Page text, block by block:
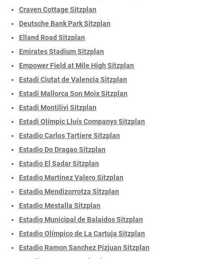
Craven Cottage Sitzplan
Deutsche Bank Park Sitzplan
Elland Road Sitzplan
Emirates Stadium Sitzplan
Empower Field at Mile High Sitzplan
Estadi Ciutat de Valencia Sitzplan
Estadi Mallorca Son Moix Sitzplan
Estadi Montilivi Sitzplan
Estadi Olímpic Lluís Companys Sitzplan
Estadio Carlos Tartiere Sitzplan
Estadio Do Dragao Sitzplan
Estadio El Sadar Sitzplan
Estadio Martinez Valero Sitzplan
Estadio Mendizorrotza Sitzplan
Estadio Mestalla Sitzplan
Estadio Municipal de Balaidos Sitzplan
Estadio Olímpico de La Cartuja Sitzplan
Estadio Ramon Sanchez Pizjuan Sitzplan